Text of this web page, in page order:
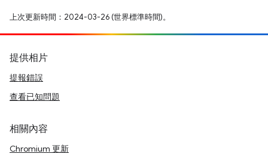
上次更新時間：2024-03-26 (世界標準時間)。
提供相片
提報錯誤
查看已知問題
相關內容
Chromium 更新